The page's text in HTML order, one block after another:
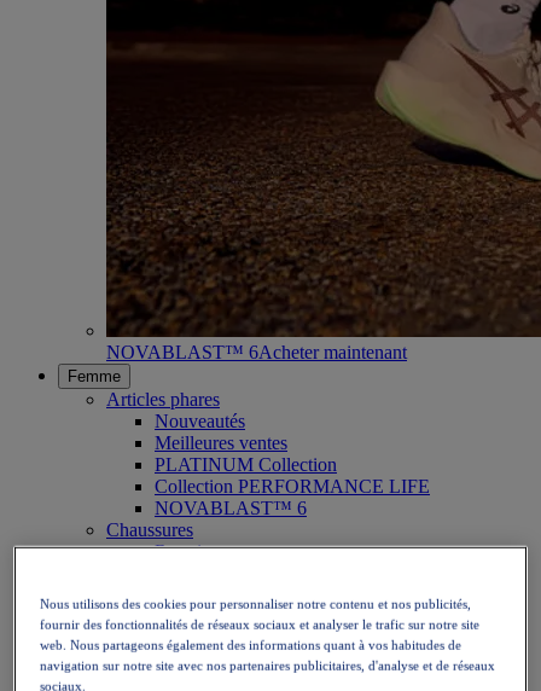
NOVABLAST™ 6Acheter maintenant
Femme
Articles phares
Nouveautés
Meilleures ventes
PLATINUM Collection
Collection PERFORMANCE LIFE
NOVABLAST™ 6
Chaussures
Running
Tennis
Volley
Handball
Padel
Nous utilisons des cookies pour personnaliser notre contenu et nos publicités,
fournir des fonctionnalités de réseaux sociaux et analyser le trafic sur notre site
web. Nous partageons également des informations quant à vos habitudes de
navigation sur notre site avec nos partenaires publicitaires, d'analyse et de réseaux
sociaux.